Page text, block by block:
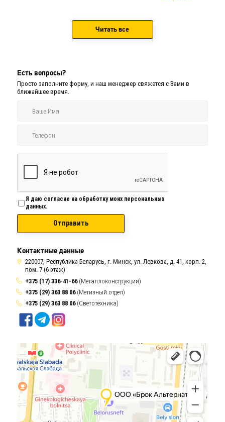
Читать все
Есть вопросы?
Просто заполните форму, и наш менеджер свяжется с Вами в
ближайшее время.
Я даю согласие на обработку моих персональных
данных.
Отправить
Контактные данные
220007, Республика Беларусь, г. Минск, ул. Левкова, д. 41, корп. 2,
пом. 7 (6 этаж)
+375 (17) 336-41-66 (Металлоконструкции)
+375 (29) 363 88 06(Метизный отдел)
+375 (29) 363 88 06(Светотехника)